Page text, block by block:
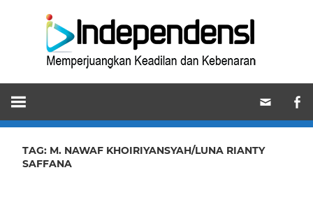
Memperjuangkan
Keadilan
dan
Kebenaran
TAG: M. NAWAF KHOIRIYANSYAH/LUNA RIANTY
SAFFANA